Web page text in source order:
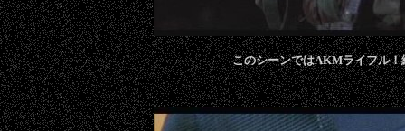
このシーンではAKMライフル